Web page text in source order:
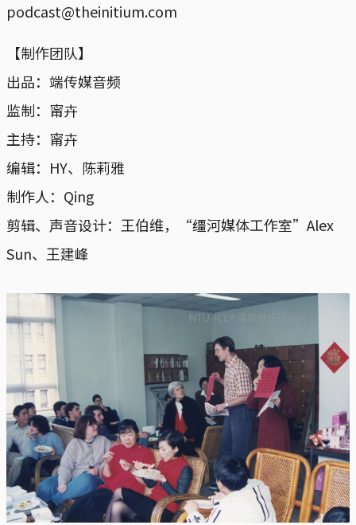
podcast@theinitium.com
【制作团队】
出品：端传媒音频
监制：甯卉
主持：甯卉
编辑：HY、陈莉雅
制作人：Qing
剪辑、声音设计：王伯维，“缰河媒体工作室”Alex
Sun、王建峰